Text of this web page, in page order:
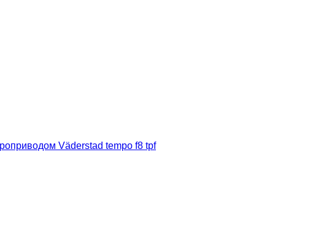
Väderstad tempo f8 tpf